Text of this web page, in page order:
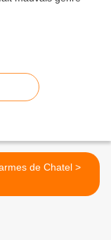
Les larmes de Chatel >